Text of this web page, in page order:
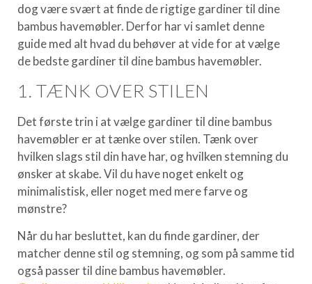
dog være svært at finde de rigtige gardiner til dine
bambus havemøbler. Derfor har vi samlet denne
guide med alt hvad du behøver at vide for at vælge
de bedste gardiner til dine bambus havemøbler.
1. TÆNK OVER STILEN
Det første trin i at vælge gardiner til dine bambus
havemøbler er at tænke over stilen. Tænk over
hvilken slags stil din have har, og hvilken stemning du
ønsker at skabe. Vil du have noget enkelt og
minimalistisk, eller noget med mere farve og
mønstre?
Når du har besluttet, kan du finde gardiner, der
matcher denne stil og stemning, og som på samme tid
også passer til dine bambus havemøbler.